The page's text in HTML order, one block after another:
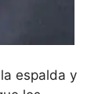
espalda y